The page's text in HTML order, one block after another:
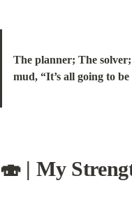
The planner; The
mud, “It’s all going to
🍣 | My